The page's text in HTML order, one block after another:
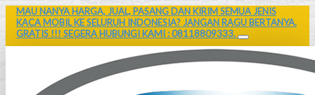
MAU NANYA HARGA, JUAL, PASANG DAN KIRIM SEMUA JENIS
KACA MOBIL KE SELURUH INDONESIA? JANGAN RAGU BERTANYA.
GRATIS !!! SEGERA HUBUNGI KAMI : 08118809333.